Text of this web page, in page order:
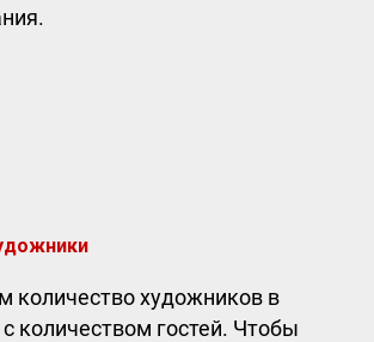
количество художников в
с количеством гостей. Чтобы